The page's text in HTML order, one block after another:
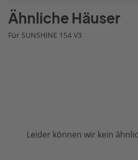
Ähnliche Häuser
Für SUNSHINE 154 V3
Leider können wir kein